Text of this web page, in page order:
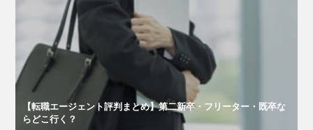
【転職エージェント評判まとめ】第二新卒・フリーター・既卒な
らどこ行く？